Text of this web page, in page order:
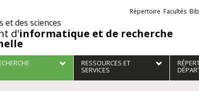
et des sciences
d'informatique et de recherche
Liens
externes
Répertoire Facultés
RESSOURCES ET
SERVICES